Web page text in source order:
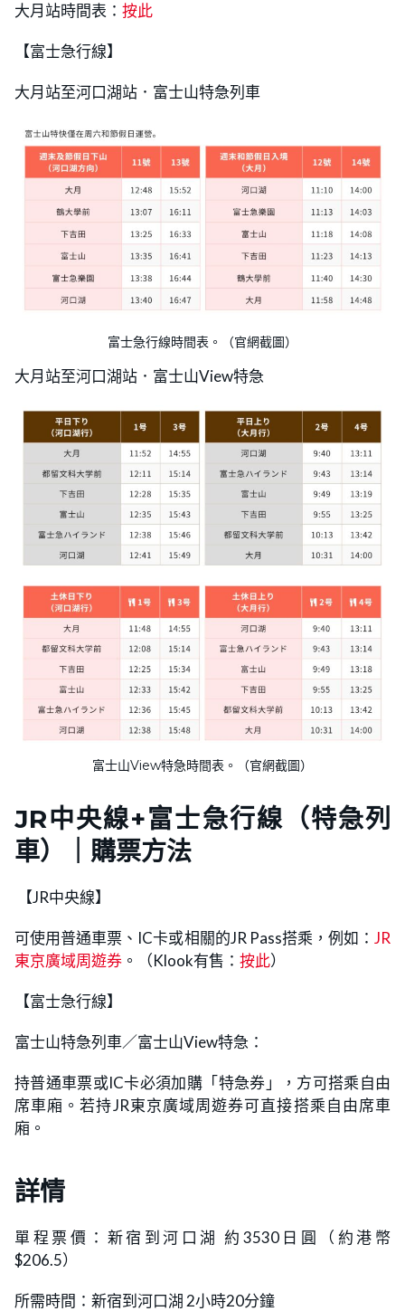
大月站時間表： 按此
【富士急行線】
大月站至河口湖站．富士山特急列車
富士急行線時間表。（官網截圖）
大月站至河口湖站．富士山View特急
富士山View特急時間表。（官網截圖）
JR中央線+富士急行線 （特急列
車）｜購票方法
【JR中央線】
可使用普通車票、IC卡或相關的JR Pass搭乘，例如： JR
東京廣域周遊券 。（Klook有售： 按此）
【富士急行線】
富士山特急列車／富士山View特急：
持普通車票或IC卡必須加購「特急券」，方可搭乘自由
席車廂。若持JR東京廣域周遊券可直接搭乘自由席車
廂。
詳情
單程票價：新宿到河口湖 約3530日圓（約港幣
$206.5）
所需時間：新宿到河口湖 2小時20分鐘